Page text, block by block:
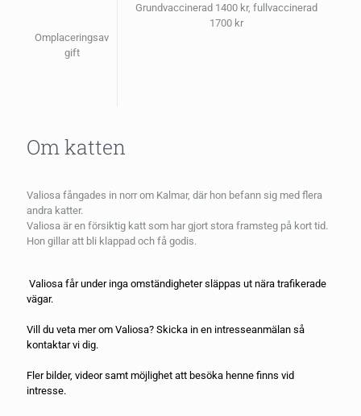
Omplaceringsav
gift
Grundvaccinerad 1400 kr, fullvaccinerad
1700 kr
Om katten
Valiosa fångades in norr om Kalmar, där hon befann sig med flera
andra katter.
Valiosa är en försiktig katt som har gjort stora framsteg på kort tid.
Hon gillar att bli klappad och få godis.
Valiosa får under inga omständigheter släppas ut nära trafikerade
vägar.
Vill du veta mer om Valiosa? Skicka in en intresseanmälan så
kontaktar vi dig.
Fler bilder, videor samt möjlighet att besöka henne finns vid
intresse.